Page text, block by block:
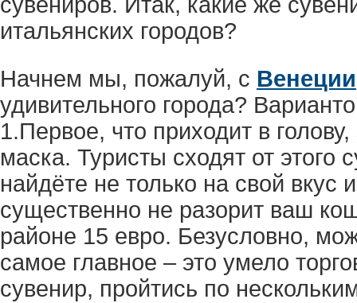
итальянских городов?
Начнем мы, пожалуй, с Венеции
удивительного города?
1.Первое, что приходит в
маска. Туристы сходят от
найдёте не только на свой вкус
существенно не разорит ваш
районе 15 евро. Безусловно,
самое главное – это умело
сувенир, пройтись по